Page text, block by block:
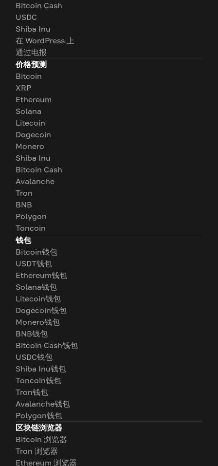
Bitcoin Cash
USDC
Shiba Inu
在 WordPress 上
通过电报
价格预测
Bitcoin
XRP
Ethereum
Solana
Litecoin
Dogecoin
Monero
Shiba Inu
Bitcoin Cash
Avalanche
Tron
BNB
Polygon
Toncoin
钱包
Bitcoin钱包
USDT钱包
Ethereum钱包
Solana钱包
Litecoin钱包
Dogecoin钱包
Monero钱包
BNB钱包
Bitcoin Cash钱包
USDC钱包
Shiba Inu钱包
Toncoin钱包
Tron钱包
Avalanche钱包
Polygon钱包
区块链浏览器
Bitcoin 浏览器
Tron 浏览器
Ethereum 浏览器